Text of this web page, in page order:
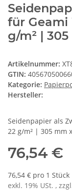
für Geami
g/m² |
Artikelnummer:
GTIN:
Kategorie:
Hersteller:
Seidenpapier als
22 g/m² | 305 mm
76,54 €
76,54 € pro 1 Stück
exkl. 19% USt. ,